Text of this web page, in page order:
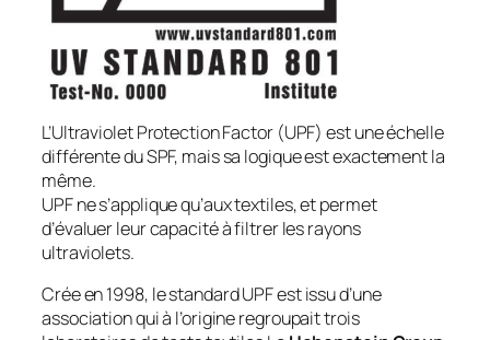
L’Ultraviolet Protection Factor (UPF) est une échelle
différente du SPF, mais sa logique est exactement la
même.
UPF ne s’applique qu’aux textiles, et permet
d’évaluer leur capacité à filtrer les rayons
ultraviolets.
Crée en 1998, le standard UPF est issu d’une
association qui à l’origine regroupait trois